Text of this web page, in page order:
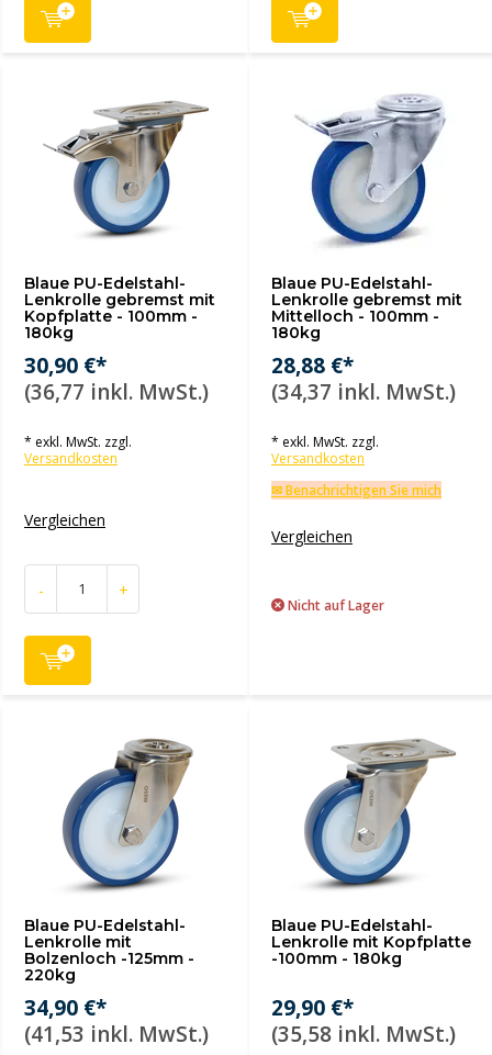
Blaue PU-Edelstahl-
Lenkrolle gebremst mit
Kopfplatte - 100mm -
180kg
30,90 €*
(36,77 inkl. MwSt.)
* exkl. MwSt. zzgl.
Versandkosten
Vergleichen
- +
Blaue PU-Edelstahl-
Lenkrolle gebremst mit
Mittelloch - 100mm -
180kg
28,88 €*
(34,37 inkl. MwSt.)
* exkl. MwSt. zzgl.
Versandkosten
✉ Benachrichtigen Sie mich
Vergleichen
Nicht auf Lager
Blaue PU-Edelstahl-
Lenkrolle mit
Bolzenloch -125mm -
220kg
34,90 €*
(41,53 inkl. MwSt.)
Blaue PU-Edelstahl-
Lenkrolle mit Kopfplatte
-100mm - 180kg
29,90 €*
(35,58 inkl. MwSt.)